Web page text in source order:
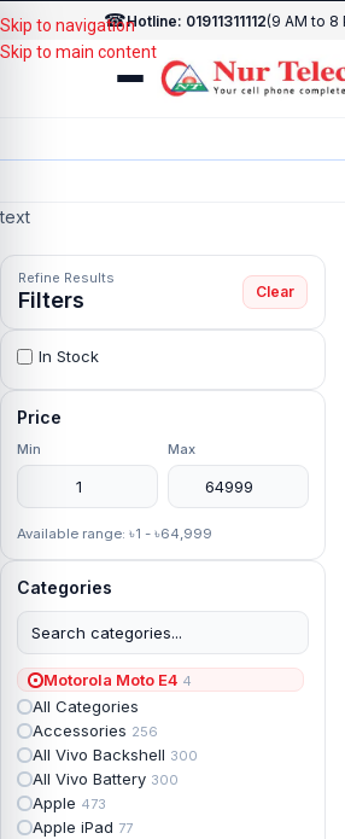
☎Hotline: 01911311112(9 AM to 8
Skip to navigation
Skip to main content
text
Refine Results
Filters Clear
In Stock
Price
Min Max
Available range: ৳1 - ৳64,999
Categories
Motorola Moto E4 4
All Categories
Accessories 256
All Vivo Backshell 300
All Vivo Battery 300
Apple 473
Apple iPad 77